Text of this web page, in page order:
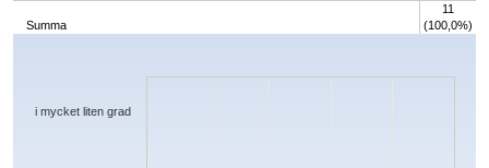
Summa
11
(100,0%)
Chart
The chart has 1 X axis displaying categories.
i mycket liten grad